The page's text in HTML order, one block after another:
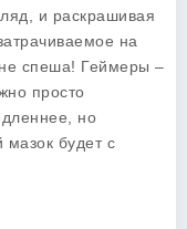
и раскрашивая
на
спеша! Геймеры –
просто
но
будет с